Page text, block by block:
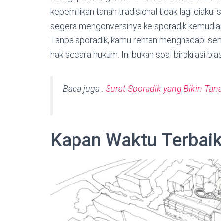
kepemilikan tanah tradisional tidak lagi diakui
segera mengonversinya ke sporadik
Tanpa sporadik, kamu rentan menghadapi
hak secara hukum. Ini bukan soal birokrasi
Baca juga : Surat Sporadik yang Bikin
Kapan Waktu